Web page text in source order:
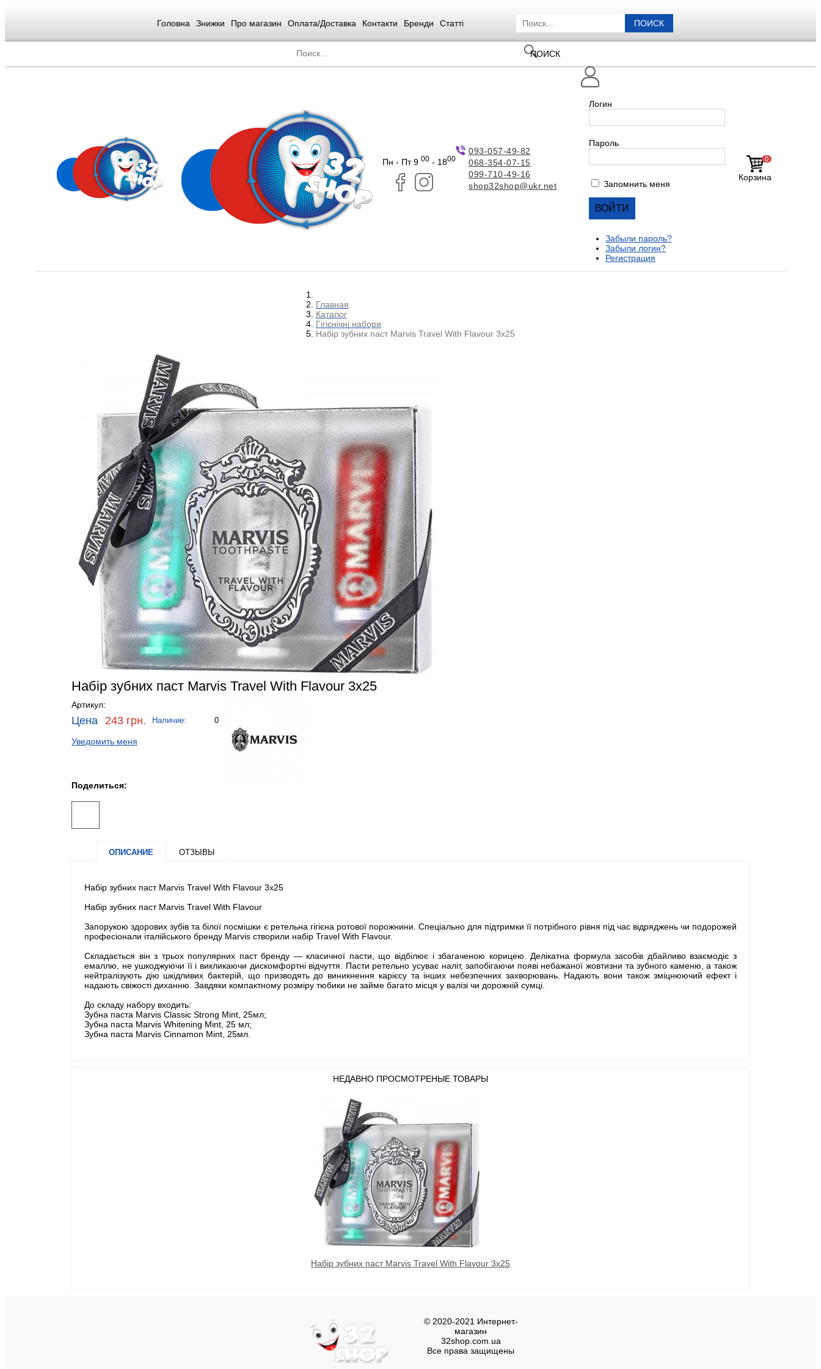
Головна Знижки Про магазин Оплата/Доставка Контакти Бренди Статті ПОИСК
ПОИСК
Пн - Пт 9 00 - 1800
093-057-49-82
068-354-07-15
099-710-49-16
shop32shop@ukr.net
0
Корзина
Логин
Пароль
Запомнить меня
Забыли пароль?
Забыли логин?
Регистрация
Главная
Каталог
Гігієнічні набори
Набір зубних паст Marvis Travel With Flavour 3х25
Набір зубних паст Marvis Travel With Flavour 3х25
Артикул:
Цена 243 грн. Наличие: 0
Уведомить меня
Поделиться:
ОПИСАНИЕ ОТЗЫВЫ
Набір зубних паст Marvis Travel With Flavour 3х25
Набір зубних паст Marvis Travel With Flavour
Запорукою здорових зубів та білої посмішки є ретельна гігієна ротової порожнини. Спеціально для підтримки її потрібного рівня під час відряджень чи подорожей
професіонали італійського бренду Marvis створили набір Travel With Flavour.
Складається він з трьох популярних паст бренду — класичної пасти, що відбілює і збагаченою корицею. Делікатна формула засобів дбайливо взаємодіє з
емаллю, не ушкоджуючи її і викликаючи дискомфортні відчуття. Пасти ретельно усуває наліт, запобігаючи появі небажаної жовтизни та зубного каменю, а також
нейтралізують дію шкідливих бактерій, що призводять до виникнення карієсу та інших небезпечних захворювань. Надають вони також зміцнюючий ефект і
надають свіжості диханню. Завдяки компактному розміру тюбики не займе багато місця у валізі чи дорожній сумці.
До складу набору входить:
Зубна паста Marvis Classic Strong Mint, 25мл;
Зубна паста Marvis Whitening Mint, 25 мл;
Зубна паста Marvis Cinnamon Mint, 25мл.
НЕДАВНО ПРОСМОТРЕНЫЕ ТОВАРЫ
Набір зубних паст Marvis Travel With Flavour 3х25
© 2020-2021 Интернет-
магазин
32shop.com.ua
Все права защищены